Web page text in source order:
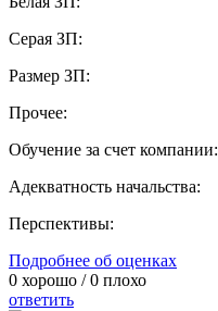
Серая ЗП:
Размер ЗП:
Прочее:
Обучение за счет компании:
Адекватность начальства:
Перспективы:
Подробнее об оценках
0 хорошо /0 плохо
ответить